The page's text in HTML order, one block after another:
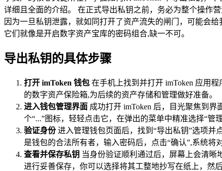
详细且全面的介绍。 在正式导出私钥之前，务必为整个操作
因为一旦私钥泄露，就如同打开了资产流失的闸门，可能会
它们就像是开启数字资产宝库的密码组合,缺一不可。
导出私钥的具体步骤
打开 imToken 钱包 在手机上找到并打开 imToken 应用
的数字资产保险箱,为后续的资产存储和管理做好准备。
进入钱包管理界面 成功打开 imToken 后，目光聚焦到
个“...”图标，轻轻点击它，在弹出的菜单中精准选择“
验证身份进入管理钱包页面后，找到“导出私钥”选项并
是钱包的合法所有者，输入密码后，点击“确认”,系统将
查看并保存私钥 当身份验证顺利通过后，屏幕上会清
进行妥善保存，你可以选择将其工整地抄写在纸上，然